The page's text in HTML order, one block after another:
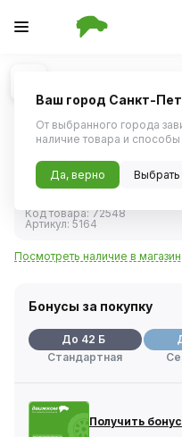
1/1
Полироль
PLAK (Atas)
Код товара:72548
Артикул: 5164
Посмотреть наличие в
Бонусы за покупку
До 42 Б
Стандартная
Получить
Ваш город Санкт-
От выбранного города
наличие товара и способы
Да, верно Выбрать